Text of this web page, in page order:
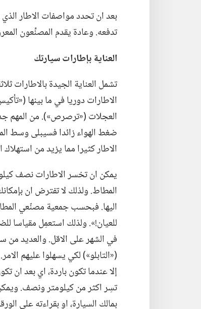
بعد ان تحدد مواصفات الاطار
تدفعه.‏ وعادة يقدم المصنِّعون
العناية بإطارات سيارتك
تشمل العناية الجيدة بالاطارات
الاطارات دوريا في ما بينها
العجلات (‏«ترصرص»)‏.‏ من المهم
ضغط الهواء زائدافسيبلى وسط
الاطار كثيرا مما يزيد من استهلاك
يمكن ان تخسر الاطارات نصف
المطاط.‏ ولذلك لا تفترض ان
اليها.‏ فبحسب جمعية مصنّعي
للعيان!‏».‏ ولذلك استعمِل مقياسا
في الشهر على الاقل.‏ والعديد من
(‏«التابلو»)‏ لكي يسهلوا عليهم
إلا عندما تكون باردة،‏ اي بعد ان
تسِر اكثر من كيلومتر ونصف.‏
بمالك السيارة،‏ او بقراءته على